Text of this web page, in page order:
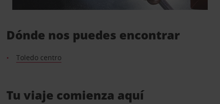
Dónde nos puedes encontrar
Toledo centro
Tu viaje comienza aquí